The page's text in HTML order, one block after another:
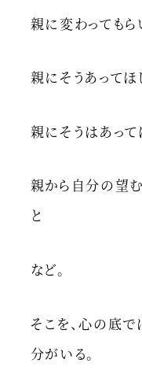
親に変わってもら
親にそうあってほ
親にそうはあって
親から自分の望
と
など。
そこを、心の底
分がいる。